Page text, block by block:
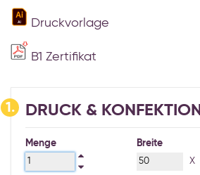
Druckvorlage
B1 Zertifikat
1. DRUCK & KONFEKTION
Menge
Breite
X